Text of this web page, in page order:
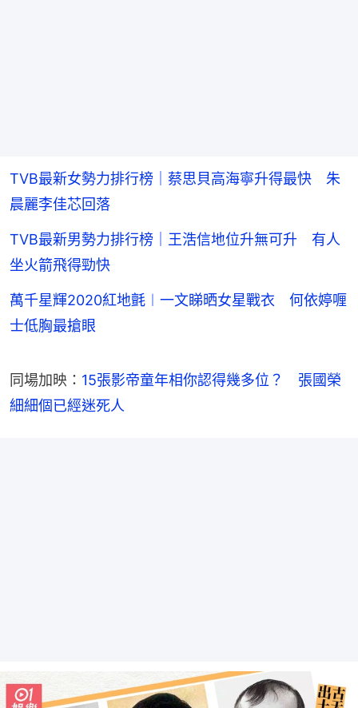
TVB最新女勢力排行榜｜蔡思貝高海寧升得最快 朱
晨麗李佳芯回落
TVB最新男勢力排行榜｜王浩信地位升無可升 有人
坐火箭飛得勁快
萬千星輝2020紅地氈︱一文睇晒女星戰衣 何依婷喱
士低胸最搶眼
同場加映： 15張影帝童年相你認得幾多位？　張國榮
細細個已經迷死人